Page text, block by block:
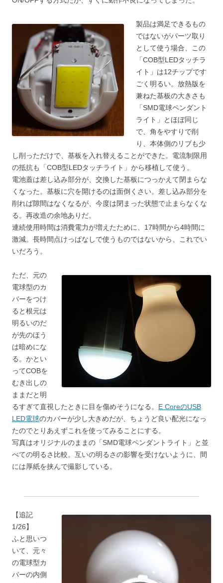
製品は満足できるもの
ではないがパーツ取り
として使う場合、この
「COB型LEDタッチラ
イト」は12チップです
ごく明るい。放熱版を
兼ねた基板の大きさも
「SMD電球ペンダント
ライト」とほぼ同じ
で、角をやすりで削
り、本体側のリブも少
し削っただけで、基板を入れ替えることができた。電流制限用
の抵抗も「COB型LEDタッチライト」から移植して使う。
電池蓋は差し込み部分が、交換した基板につっかえて閉まらな
くなった。基板に穴を開けるのは面倒くさい。差し込み部分を
削れば隙間はなくなるが、今度は閉まった状態で止まらなくな
る。再改造の余地ありだ。
連続使用時間は消費電力が増えたために、17時間から4時間に
激減。長時間点けっぱなしで使うものではないから、これでい
いだろう。
ただ、元の
電球型のカ
バーをつけ
ると根元は
明るいのだ
が先のほう
は暗めにな
る。かとい
ってCOBを
むき出しの
ままだと明
るすぎて直視したときに目を傷めそうになる。 E CoreのUSB
LED電球のカバーが少し大きめだが、ちょうど良い配光になっ
たのでとりあえずこれを使ってみることにする。
写真はオリジナルのままの「SMD電球ペンダントライト」と並
べての明るさ比較。互いの明るさの影響を受けないように、間
には厚紙を挟んで撮影している。
【追記
1/26】
ふと思いつ
いて、元々
の電球型カ
バーの内側